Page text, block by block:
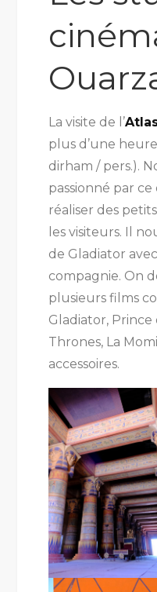
La visite de l’
plus d’une
dirham / pers.).
passionné par
réaliser des
les visiteurs. Il
de Gladiator
compagnie. On
plusieurs films
Gladiator, Prince
Thrones, La
accessoires.